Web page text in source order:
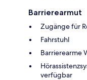
Barrierearmut
Zugänge für
Fahrstuhl
Barrierearme
verfügbar